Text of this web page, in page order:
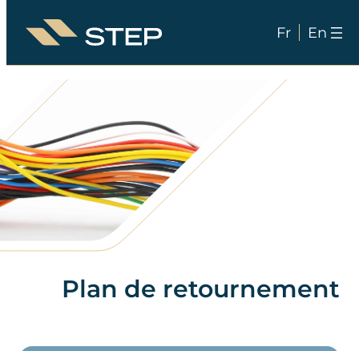
Aller
contenu
Fr En
Plan de retournement